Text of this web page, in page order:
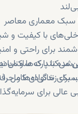
سبک معماری معاصر
با کیفیت و
برای راحتی و
با پارک‌ها و
خانواده‌ها و
می‌کنند که ساکنان نه
زندگی‌ای کامل را
عالی برای